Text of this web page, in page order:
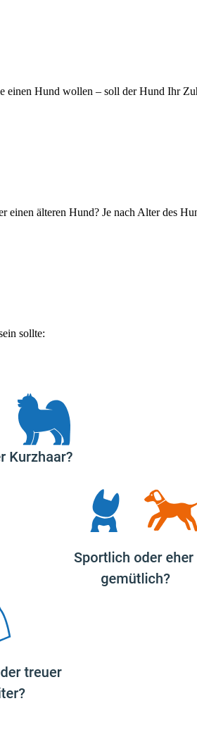
Hund wollen – soll der Hund Ihr
älteren Hund? Je nach Alter des
sollte: